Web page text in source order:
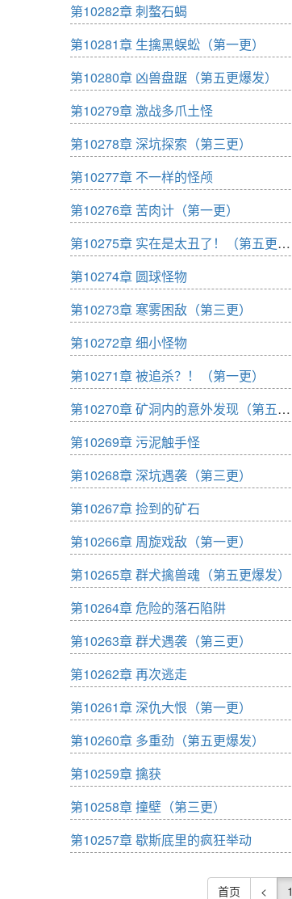
第10282章 刺螯石蝎
第10281章 生擒黑蜈蚣（第一更）
第10280章 凶兽盘踞（第五更爆发）
第10279章 激战多爪土怪
第10278章 深坑探索（第三更）
第10277章 不一样的怪颅
第10276章 苦肉计（第一更）
第10275章 实在是太丑了！（第五更爆发）
第10274章 圆球怪物
第10273章 寒雾困敌（第三更）
第10272章 细小怪物
第10271章 被追杀？！（第一更）
第10270章 矿洞内的意外发现（第五更爆发）
第10269章 污泥触手怪
第10268章 深坑遇袭（第三更）
第10267章 捡到的矿石
第10266章 周旋戏敌（第一更）
第10265章 群犬擒兽魂（第五更爆发）
第10264章 危险的落石陷阱
第10263章 群犬遇袭（第三更）
第10262章 再次逃走
第10261章 深仇大恨（第一更）
第10260章 多重劲（第五更爆发）
第10259章 擒获
第10258章 撞壁（第三更）
第10257章 歇斯底里的疯狂举动
首页 < 1